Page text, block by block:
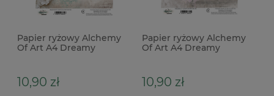
Papier ryżowy Alchemy
Of Art A4 Dreamy
10,90 zł
Papier ryżowy Alchemy
Of Art A4 Dreamy
10,90 zł